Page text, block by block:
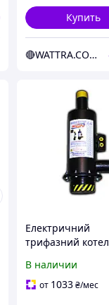
Купить
🔴WATTRA.COM.UA - дело техники...
Електричний
трифазний котел
електродний
опалювальний
В наличии
от 1033 ₴/мес